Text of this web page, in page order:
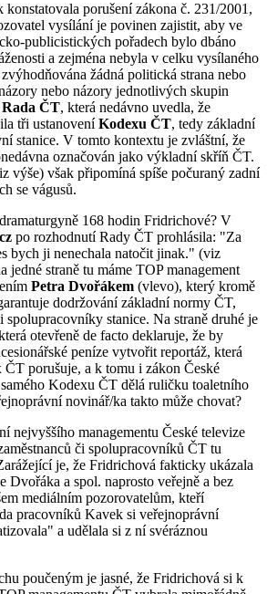
konstatovala porušení zákona č. 231/2001,
vysílání je povinen zajistit, aby ve
publicistických pořadech bylo dbáno
a zejména nebyla v celku vysílaného
žádná politická strana nebo
nebo názory jednotlivých skupin
Rada ČT, která nedávno uvedla, že
tři ustanoveníKodexu ČT, tedy základní
stanice. V tomto kontextu je zvláštní, že
označován jako výkladní skříň ČT.
výše) však připomíná spíše počuraný zadní
se vágusů.
168 hodin Fridrichové? V
po rozhodnutí Rady ČT prohlásila: "Za
bych ji nenechala natočit jinak." (viz
jedné straně tu máme TOPmanagement
Petra Dvořákem (vlevo), který kromě
dodržování základní normy ČT,
stanice. Na straně druhé je
otevřeně de facto deklaruje, že by
peníze vytvořit reportáž, která
porušuje, a k tomu i zákon České
Kodexu ČT dělá ruličku toaletního
novinář/ka takto může chovat?
nejvyššího managementu České televize
či spolupracovníků ČT tu
je, že Fridrichová fakticky ukázala
Dvořáka a spol. naprosto veřejně a bez
mediálním pozorovatelům, kteří
pracovníků Kavek si veřejnoprávní
a udělala si z ní svéráznou
poučeným je jasné, že Fridrichová si k